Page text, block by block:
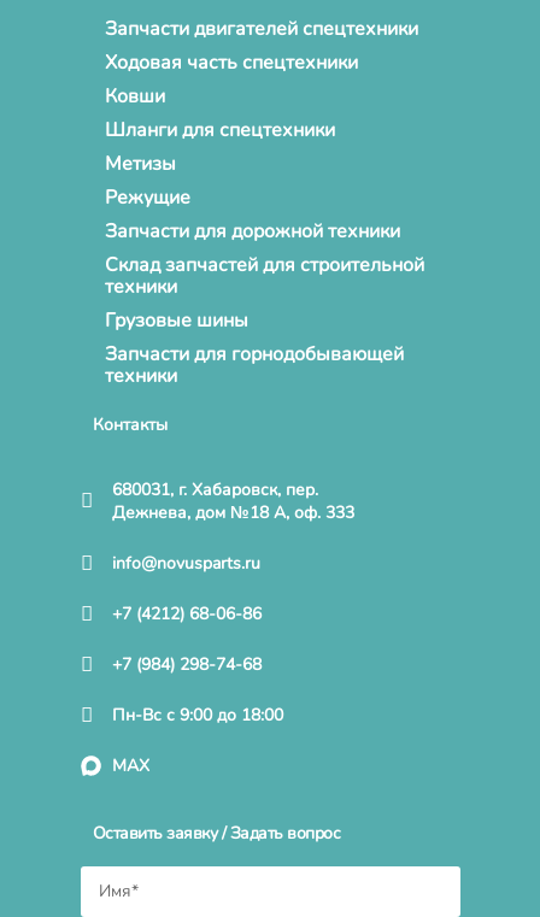
Запчасти двигателей спецтехники
Ходовая часть спецтехники
Ковши
Шланги для спецтехники
Метизы
Режущие
Запчасти для дорожной техники
Склад запчастей для строительной
техники
Грузовые шины
Запчасти для горнодобывающей
техники
Контакты
680031, г. Хабаровск, пер.
Дежнева, дом №18 А, оф. 333
info@novusparts.ru
+7 (4212) 68-06-86
+7 (984) 298-74-68
Пн-Вс с 9:00 до 18:00
MAX
Оставить заявку / Задать вопрос